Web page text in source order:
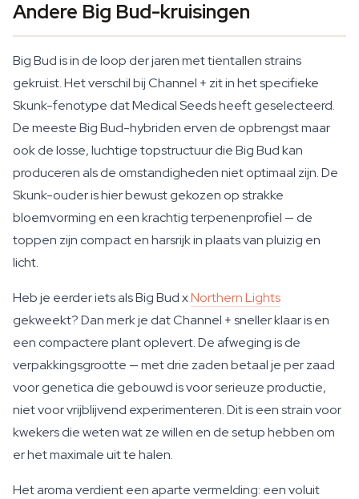
Andere Big Bud-kruisingen
Big Bud is in de loop der jaren met tientallen strains
gekruist. Het verschil bij Channel + zit in het specifieke
Skunk-fenotype dat Medical Seeds heeft geselecteerd.
De meeste Big Bud-hybriden erven de opbrengst maar
ook de losse, luchtige topstructuur die Big Bud kan
produceren als de omstandigheden niet optimaal zijn. De
Skunk-ouder is hier bewust gekozen op strakke
bloemvorming en een krachtig terpenenprofiel — de
toppen zijn compact en harsrijk in plaats van pluizig en
licht.
Heb je eerder iets als Big Bud xNorthern Lights
gekweekt? Dan merk je dat Channel + sneller klaar is en
een compactere plant oplevert. De afweging is de
verpakkingsgrootte — met drie zaden betaal je per zaad
voor genetica die gebouwd is voor serieuze productie,
niet voor vrijblijvend experimenteren. Dit is een strain voor
kwekers die weten wat ze willen en de setup hebben om
er het maximale uit te halen.
Het aroma verdient een aparte vermelding: een voluit